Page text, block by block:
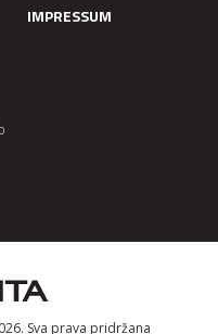
IMPRESSUM
Sva prava pridržana